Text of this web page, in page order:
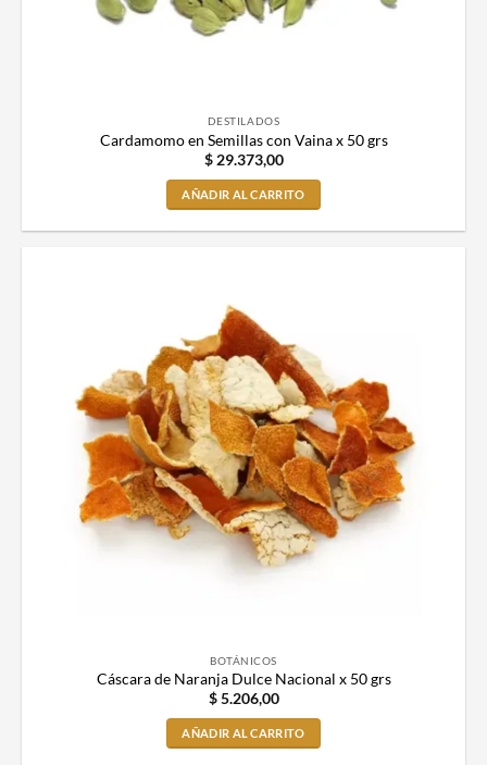
DESTILADOS
Cardamomo en Semillas con Vaina x 50 grs
$29.373,00
AÑADIR AL CARRITO
BOTÁNICOS
Cáscara de Naranja Dulce Nacional x 50 grs
$5.206,00
AÑADIR AL CARRITO